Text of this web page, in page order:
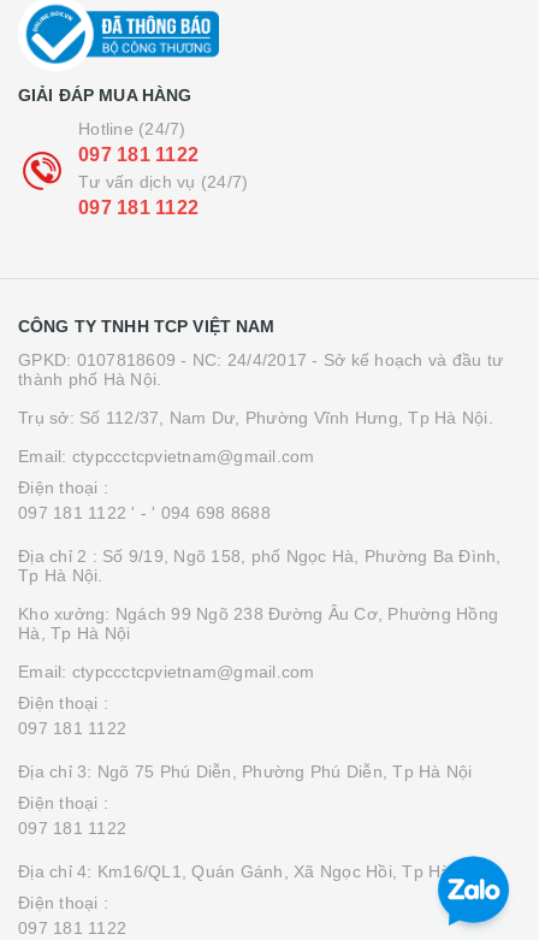
GIẢI ĐÁP MUA HÀNG
Hotline (24/7)
097 181 1122
Tư vấn dịch vụ (24/7)
097 181 1122
CÔNG TY TNHH TCP VIỆT NAM
GPKD: 0107818609 - NC: 24/4/2017 - Sở kế hoạch và đầu tư
thành phố Hà Nội.
Trụ sở: Số 112/37, Nam Dư, Phường Vĩnh Hưng, Tp Hà Nội.
Email: ctypccctcpvietnam@gmail.com
Điện thoại :
097 181 1122 ' - ' 094 698 8688
Địa chỉ 2 : Số 9/19, Ngõ 158, phố Ngọc Hà, Phường Ba Đình,
Tp Hà Nội.
Kho xưởng: Ngách 99 Ngõ 238 Đường Âu Cơ, Phường Hồng
Hà, Tp Hà Nội
Email: ctypccctcpvietnam@gmail.com
Điện thoại :
097 181 1122
Địa chỉ 3: Ngõ 75 Phú Diễn, Phường Phú Diễn, Tp Hà Nội
Điện thoại :
097 181 1122
Địa chỉ 4: Km16/QL1, Quán Gánh, Xã Ngọc Hồi, Tp Hà Nội
Điện thoại :
097 181 1122